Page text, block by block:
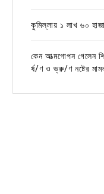
কুমিল্লায় ১ লাখ ৬০
কেন আত্মগোপন গেলেন
র্ষ/ণ ও ভ্রু/ণ নষ্টের